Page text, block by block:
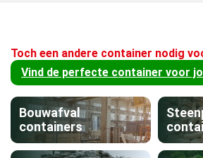
Toch een andere container nodig
Vind de perfecte container voor
Bouwafval
containers